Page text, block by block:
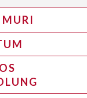
MURI